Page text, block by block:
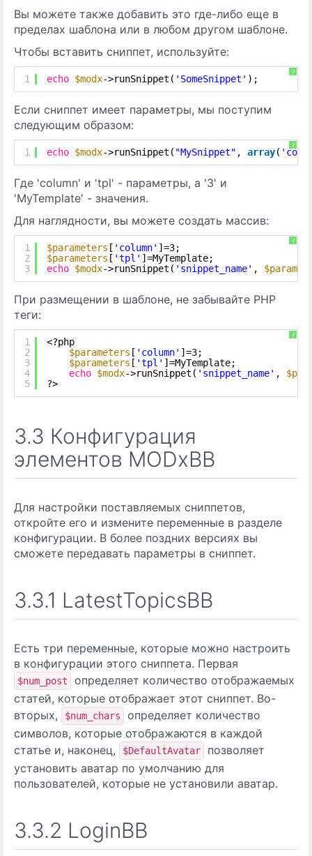
Вы можете также добавить это где-либо еще в
пределах шаблона или в любом другом шаблоне.
Чтобы вставить сниппет, используйте:
?
1 echo $modx->runSnippet( 'SomeSnippet' );
Если сниппет имеет параметры, мы поступим
следующим образом:
?
1 echo $modx->runSnippet( "MySnippet" , array(
Где 'column' и 'tpl' - параметры, а '3' и
'MyTemplate' - значения.
Для наглядности, вы можете создать массив:
?
1
2
3
$parameters [ 'column' ]=3;
$parameters [ 'tpl' ]=MyTemplate;
echo $modx->runSnippet( 'snippet_name' ,
При размещении в шаблоне, не забывайте PHP
теги:
?
1
2
3
4
5
<?php
$parameters [ 'column' ]=3;
$parameters [ 'tpl' ]=MyTemplate;
echo $modx->runSnippet( 'snippet_name' ,
?>
3.3 Конфигурация
элементов MODxBB
Для настройки поставляемых сниппетов,
откройте его и измените переменные в разделе
конфигурации. В более поздних версиях вы
сможете передавать параметры в сниппет.
3.3.1 LatestTopicsBB
Есть три переменные, которые можно настроить
в конфигурации этого сниппета. Первая
$num_post
определяет количество отображаемых
статей, которые отображает этот сниппет. Во-
вторых,
$num_chars
определяет количество
символов, которые отображаются в каждой
статье и, наконец,
$DefaultAvatar
позволяет
установить аватар по умолчанию для
пользователей, которые не установили аватар.
3.3.2 LoginBB